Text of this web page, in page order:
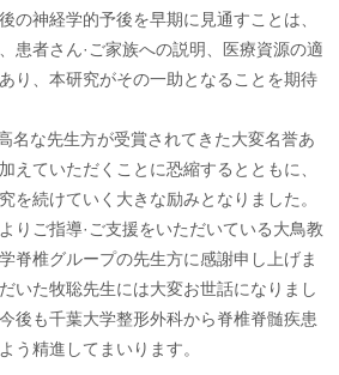
の神経学的予後を早期に見通すことは、
患者さん·ご家族への説明、医療資源の適
り、本研究がその一助となることを期待
名な先生方が受賞されてきた大変名誉あ
えていただくことに恐縮するとともに、
を続けていく大きな励みとなりました。
りご指導·ご支援をいただいている大鳥教
脊椎グループの先生方に感謝申し上げま
いた牧聡先生には大変お世話になりまし
後も千葉大学整形外科から脊椎脊髄疾患
う精進してまいります。